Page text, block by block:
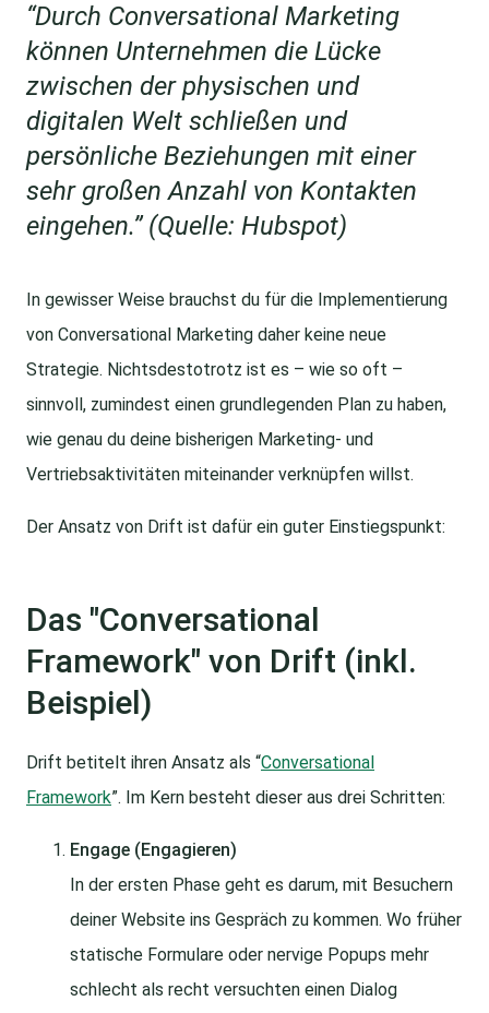
“Durch Conversational Marketing
können Unternehmen die Lücke
zwischen der physischen und
digitalen Welt schließen und
persönliche Beziehungen mit einer
sehr großen Anzahl von Kontakten
eingehen.” (Quelle: Hubspot)
In gewisser Weise brauchst du für die Implementierung
von Conversational Marketing daher keine neue
Strategie. Nichtsdestotrotz ist es – wie so oft –
sinnvoll, zumindest einen grundlegenden Plan zu haben,
wie genau du deine bisherigen Marketing- und
Vertriebsaktivitäten miteinander verknüpfen willst.
Der Ansatz von Drift ist dafür ein guter Einstiegspunkt:
Das "Conversational
Framework" von Drift (inkl.
Beispiel)
Drift betitelt ihren Ansatz als “Conversational
Framework”. Im Kern besteht dieser aus drei Schritten:
Engage (Engagieren)
In der ersten Phase geht es darum, mit Besuchern
deiner Website ins Gespräch zu kommen. Wo früher
statische Formulare oder nervige Popups mehr
schlecht als recht versuchten einen Dialog